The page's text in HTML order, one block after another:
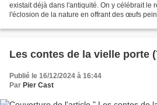
existait déjà dans l'antiquité. On y célébrait le
l'éclosion de la nature en offrant des œufs
Les contes de la vielle porte
Publié le 16/12/2024 à 16:44
Par Pier Cast